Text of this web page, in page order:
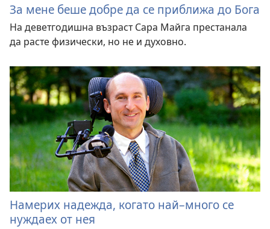
За мене беше добре да се приближа до Бога
На деветгодишна възраст Сара Майга престанала
да расте физически, но не и духовно.
Намерих надежда, когато най–много се
нуждаех от нея